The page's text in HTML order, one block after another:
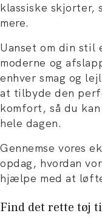
klassiske skjorter,
mere.
Uanset om din stil
moderne og
enhver smag og
at tilbyde den
komfort, så du
hele dagen.
Gennemse vores
opdag, hvordan
hjælpe med at
Find det rette tøj